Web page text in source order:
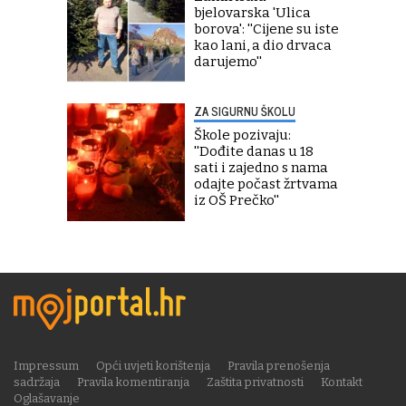
bjelovarska 'Ulica
borova': ''Cijene su iste
kao lani, a dio drvaca
darujemo''
ZA SIGURNU ŠKOLU
Škole pozivaju:
''Dođite danas u 18
sati i zajedno s nama
odajte počast žrtvama
iz OŠ Prečko''
Impressum Opći uvjeti korištenja
Pravila prenošenja
sadržaja
Pravila komentiranja Zaštita privatnosti
Kontakt
Oglašavanje